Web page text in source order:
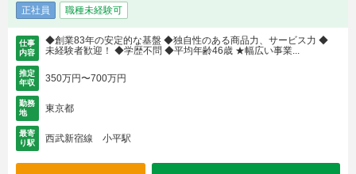
正社員
職種未経験可
仕事
内容
◆創業83年の安定的な基盤 ◆独自性のある商品力、サービス力 ◆
未経験者歓迎！ ◆学歴不問 ◆平均年齢46歳 ★幅広い事業...
推定
年収
350万円〜700万円
勤務
地
東京都
最寄
り駅
西武新宿線 小平駅